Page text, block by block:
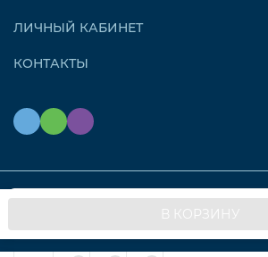
В КОРЗИНУ
ЛИЧНЫЙ КАБИНЕТ
КОНТАКТЫ